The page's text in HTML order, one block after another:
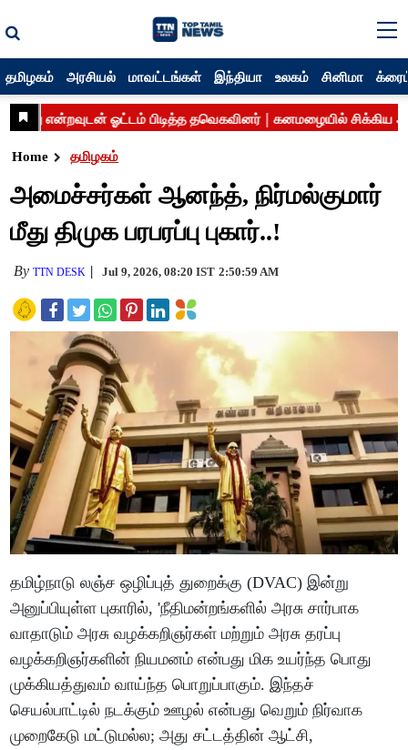
தமிழகம் அரசியல் மாவட்டங்கள் இந்தியா உலகம் சினிமா
Home தமிழகம்
அமைச்சர்கள் ஆனந்த், நிர்மல்குமார்
மீது திமுக பரபரப்பு புகார்..!
ByTTN DESK Jul 9, 2026, 08:20 IST 2:50:59 AM
தமிழ்நாடு லஞ்ச ஒழிப்புத் துறைக்கு (DVAC) இன்று
அனுப்பியுள்ள புகாரில், 'நீதிமன்றங்களில் அரசு சார்பாக
வாதாடும் அரசு வழக்கறிஞர்கள் மற்றும் அரசு தரப்பு
வழக்கறிஞர்களின் நியமனம் என்பது மிக உயர்ந்த பொது
முக்கியத்துவம் வாய்ந்த பொறுப்பாகும். இந்தச்
செயல்பாட்டில் நடக்கும் ஊழல் என்பது வெறும் நிர்வாக
முறைகேடு மட்டுமல்ல; அது சட்டத்தின் ஆட்சி,